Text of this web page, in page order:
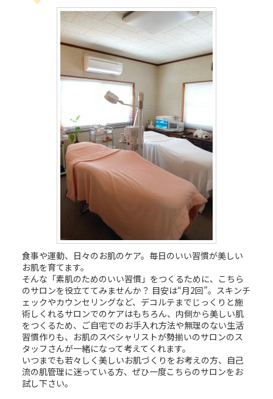
食事や運動、日々のお肌のケア。毎日のいい習慣が美しい
お肌を育てます。
そんな「素肌のためのいい習慣」をつくるために、こちら
のサロンを役立ててみませんか？ 目安は“月2回”。スキンチ
ェックやカウンセリングなど、デコルテまでじっくりと施
術しくれるサロンでのケアはもちろん、内側から美しい肌
をつくるため、ご自宅でのお手入れ方法や無理のない生活
習慣作りも、お肌のスペシャリストが勢揃いのサロンのス
タッフさんが一緒になって考えてくれます。
いつまでも若々しく美しいお肌づくりをお考えの方、自己
流の肌管理に迷っている方、ぜひ一度こちらのサロンをお
試し下さい。